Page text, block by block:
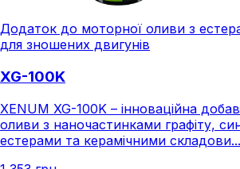
Додаток до моторної оливи з
для зношених двигунів
XG-100K
XENUM XG-100K – інноваційна
оливи з наночастинками графіту,
естерами та керамічними складови...